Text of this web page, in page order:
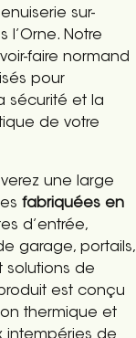
sur-
l’Orne. Notre
faire normand
pour
sécurité et la
de votre
une large
fabriquées en
d’entrée,
garage, portails,
solutions de
est conçu
thermique et